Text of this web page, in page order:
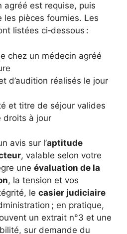
agréé est requise, puis
les pièces fournies. Les
listées ci‑dessous :
chez un médecin agréé
d’audition réalisés le jour
et titre de séjour valides
droits à jour
avis sur l’aptitude
, valable selon votre
une évaluation de la
, la tension et vos
le casier judiciaire
; en pratique,
un extrait n°3 et une
sur demande du